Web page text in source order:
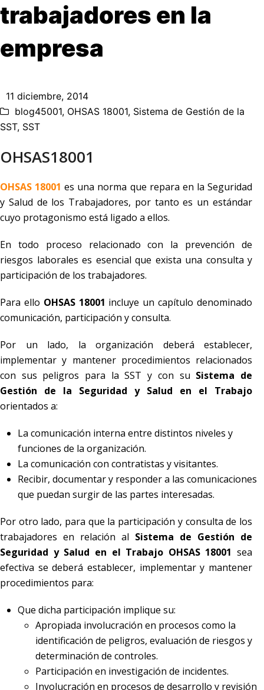
trabajadores en la
empresa
11 diciembre, 2014
blog45001, OHSAS 18001, Sistema de Gestión de la
SST, SST
OHSAS18001
OHSAS 18001 es una norma que repara en la Seguridad
y Salud de los Trabajadores, por tanto es un estándar
cuyo protagonismo está ligado a ellos.
En todo proceso relacionado con la prevención de
riesgos laborales es esencial que exista una consulta y
participación de los trabajadores.
Para ello OHSAS 18001 incluye un capítulo denominado
comunicación, participación y consulta.
Por un lado, la organización deberá establecer,
implementar y mantener procedimientos relacionados
con sus peligros para la SST y con su Sistema de
Gestión de la Seguridad y Salud en el Trabajo
orientados a:
La comunicación interna entre distintos niveles y
funciones de la organización.
La comunicación con contratistas y visitantes.
Recibir, documentar y responder a las comunicaciones
que puedan surgir de las partes interesadas.
Por otro lado, para que la participación y consulta de los
trabajadores en relación al Sistema de Gestión de
Seguridad y Salud en el Trabajo OHSAS 18001 sea
efectiva se deberá establecer, implementar y mantener
procedimientos para:
Que dicha participación implique su:
Apropiada involucración en procesos como la
identificación de peligros, evaluación de riesgos y
determinación de controles.
Participación en investigación de incidentes.
Involucración en procesos de desarrollo y revisión